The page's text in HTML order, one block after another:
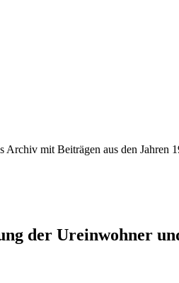
Archiv mit Beiträgen aus den Jahren
der Ureinwohner